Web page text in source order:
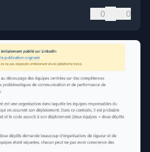
0 0